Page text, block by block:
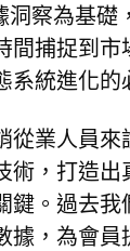
洞察為基
間捕捉到
系統進化的
從業人員
術，打造
鍵。過去
據，為會